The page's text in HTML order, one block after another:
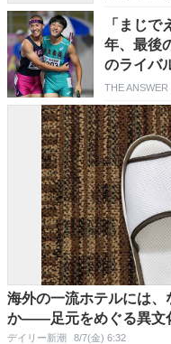
「まじ
年、最後
のライバ
洛南・土
THE ANSWER
海外の一流ホテルには
か――足元をめぐる異文
デイリー新潮 8/7(金) 6:32